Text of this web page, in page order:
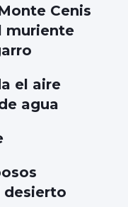
Cenis
muriente
el aire
agua
desierto